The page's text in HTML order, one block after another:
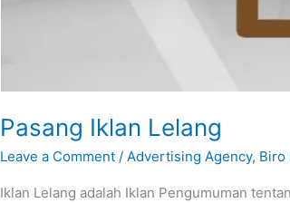
Pasang Iklan Lelang
Leave a Comment /Advertising Agency, Biro
Iklan Lelang adalah Iklan Pengumuman